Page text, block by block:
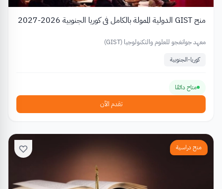
منح GIST الدولية الممولة بالكامل في كوريا الجنوبية 2026-2027
معهد جوانغجو للعلوم والتكنولوجيا (GIST)
كوريا-الجنوبية
متاح دائمًا
تقدم الآن
منح دراسية